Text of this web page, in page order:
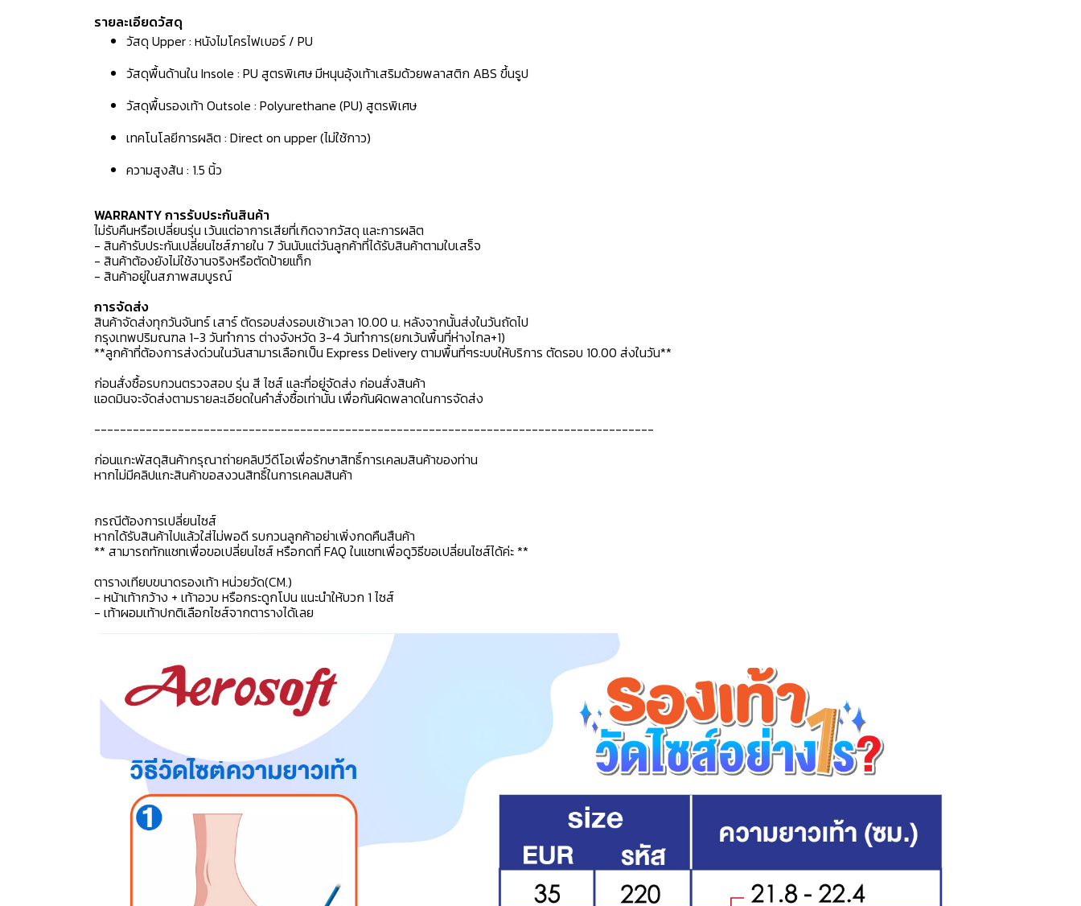
รายละเอียดวัสดุ
วัสดุ Upper : หนังไมโครไฟเบอร์ / PU
วัสดุพื้นด้านใน Insole : PU สูตรพิเศษ มีหนุนอุ้งเท้าเสริมด้วยพลาสติก ABS ขึ้นรูป
วัสดุพื้นรองเท้า Outsole : Polyurethane (PU) สูตรพิเศษ
เทคโนโลยีการผลิต : Direct on upper (ไม่ใช้กาว)
ความสูงส้น : 1.5 นิ้ว
WARRANTY การรับประกันสินค้า
ไม่รับคืนหรือเปลี่ยนรุ่น เว้นแต่อาการเสียที่เกิดจากวัสดุ และการผลิต
- สินค้ารับประกันเปลี่ยนไซส์ภายใน 7 วันนับแต่วันลูกค้าที่ได้รับสินค้าตามใบเสร็จ
- สินค้าต้องยังไม่ใช้งานจริงหรือตัดป้ายแท็ก
- สินค้าอยู่ในสภาพสมบูรณ์
การจัดส่ง
สินค้าจัดส่งทุกวันจันทร์ เสาร์ ตัดรอบส่งรอบเช้าเวลา 10.00 น. หลังจากนั้นส่งในวันถัดไป
กรุงเทพปริมณฑล 1-3 วันทำการ ต่างจังหวัด 3-4 วันทำการ(ยกเว้นพื้นที่ห่างไกล+1)
**ลูกค้าที่ต้องการส่งด่วนในวันสามารเลือกเป็น Express Delivery ตามพื้นที่ๆระบบให้บริการ ตัดรอบ 10.00 ส่งในวัน**
ก่อนสั่งซื้อรบกวนตรวจสอบ รุ่น สี ไซส์ และที่อยู่จัดส่ง ก่อนสั่งสินค้า
แอดมินจะจัดส่งตามรายละเอียดในคำสั่งซื้อเท่านั้น เพื่อกันผิดพลาดในการจัดส่ง
---------------------------------------------------------------------------------------
ก่อนแกะพัสดุสินค้ากรุณาถ่ายคลิปวีดีโอเพื่อรักษาสิทธิ์การเคลมสินค้าของท่าน
หากไม่มีคลิปแกะสินค้าขอสงวนสิทธิ์ในการเคลมสินค้า
กรณีต้องการเปลี่ยนไซส์
หากได้รับสินค้าไปแล้วใส่ไม่พอดี รบกวนลูกค้าอย่าเพิ่งกดคืนสืนค้า
** สามารถทักแชทเพื่อขอเปลี่ยนไซส์ หรือกดที่ FAQ ในแชทเพื่อดูวิธีขอเปลี่ยนไซส์ได้ค่ะ **
ตารางเทียบขนาดรองเท้า หน่วยวัด(CM.)
- หน้าเท้ากว้าง + เท้าอวบ หรือกระดูกโปน แนะนำให้บวก 1 ไซส์
- เท้าผอมเท้าปกติเลือกไซส์จากตารางได้เลย